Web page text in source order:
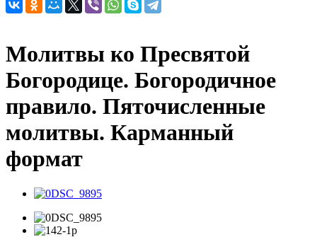
Молитвы ко Пресвятой
Богородице. Богородичное
правило. Пяточисленные
молитвы. Карманный
формат